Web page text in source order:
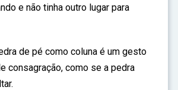
e não tinha outro lugar para
de pé como coluna é um gesto
consagração, como se a pedra